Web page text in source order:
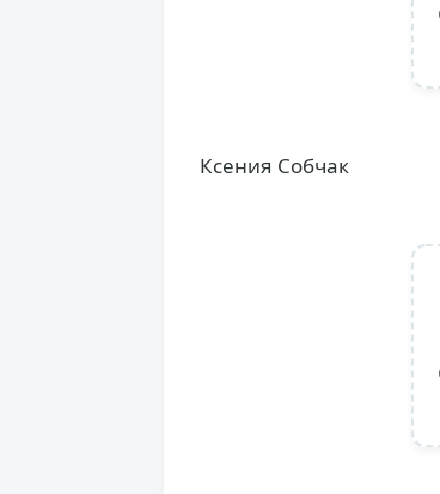
Ксения Собчак